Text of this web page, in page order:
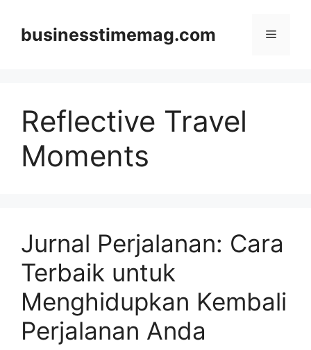
contentbusinesstimemag.com Menu
Reflective Travel
Moments
Jurnal Perjalanan: Cara
Terbaik untuk
Menghidupkan Kembali
Perjalanan Anda